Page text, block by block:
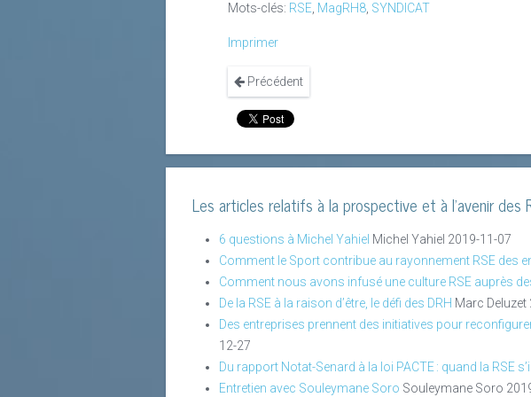
Mots-clés: RSE MagRH8 SYNDICAT
Imprimer
Précédent
Les articles relatifs à la prospective et à l'avenir des
6 questions à Michel Yahiel Michel Yahiel 2019-11-07
Comment le Sport contribue au rayonnement RSE des
Comment nous avons infusé une culture RSE auprès
De la RSE à la raison d’être, le défi des DRH Marc Deluzet
Des entreprises prennent des initiatives pour
12-27
Du rapport Notat-Senard à la loi PACTE : quand la RSE
Entretien avec Souleymane Soro Souleymane Soro